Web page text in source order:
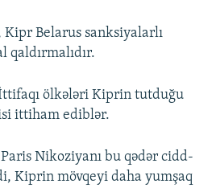
Belarus sanksiyalarlı
qaldırmalıdır.
ölkələri Kiprin tutduğu
ittiham ediblər.
Nikoziyanı bu qədər cidd-
Kiprin mövqeyi daha yumşaq